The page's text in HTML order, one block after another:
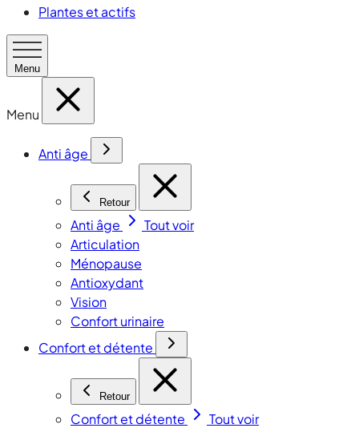
Plantes et actifs
Menu
Menu
Anti âge
Retour
Anti âge
Tout voir
Articulation
Ménopause
Antioxydant
Vision
Confort urinaire
Confort et détente
Retour
Confort et détente
Tout voir